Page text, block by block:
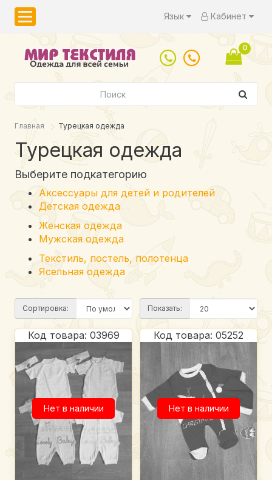
Язык Кабинет
0
Главная Турецкая одежда
Турецкая одежда
Выберите подкатегорию
Аксессуары для детей и родителей
Детская одежда
Женская одежда
Мужская одежда
Текстиль, постель, полотенца
Ясельная одежда
Сортировка: Показать:
Код товара: 03969
Нет в наличии
Код товара: 05252
Нет в наличии